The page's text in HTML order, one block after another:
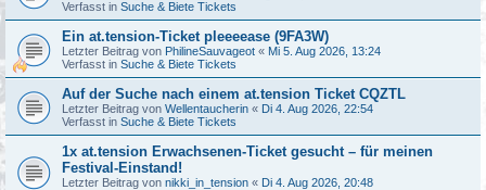
Verfasst in Suche & Biete Tickets
Ein at.tension-Ticket pleeeease (9FA3W)
Letzter Beitrag von PhilineSauvageot « Mi 5. Aug 2026, 13:24
Verfasst in Suche & Biete Tickets
Auf der Suche nach einem at.tension Ticket CQZTL
Letzter Beitrag von Wellentaucherin « Di 4. Aug 2026, 22:54
Verfasst in Suche & Biete Tickets
1x at.tension Erwachsenen-Ticket gesucht – für meinen
Festival-Einstand!
Letzter Beitrag von nikki_in_tension « Di 4. Aug 2026, 20:48